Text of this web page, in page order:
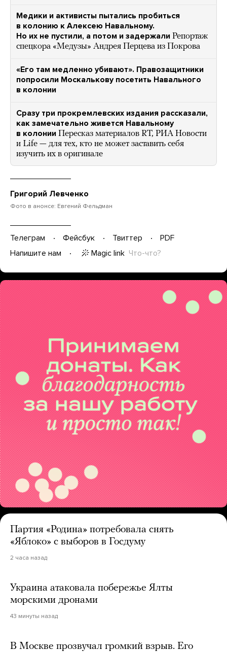
Медики и активисты пытались пробиться
в колонию к Алексею Навальному.
Но их не пустили, а потом и задержали Репортаж
спецкора «Медузы» Андрея Перцева из Покрова
«Его там медленно убивают». Правозащитники
попросили Москалькову посетить Навального
в колонии
Сразу три прокремлевских издания рассказали,
как замечательно живется Навальному
в колонии Пересказ материалов RT, РИА Новости
и Life — для тех, кто не может заставить себя
изучить их в оригинале
Григорий Левченко
Фото в анонсе: Евгений Фельдман
Телеграм Фейсбук Твиттер
PDF
Напишите нам
Magic link Что-что?
Партия «Родина» потребовала снять
«Яблоко» с выборов в Госдуму
2 часа назад
Украина атаковала побережье Ялты
морскими дронами
43 минуты назад
В Москве прозвучал громкий взрыв. Его